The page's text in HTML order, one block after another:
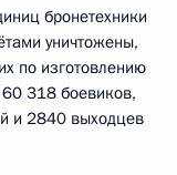
бронетехники
уничтожены,
по изготовлению
318 боевиков,
и 2840 выходцев